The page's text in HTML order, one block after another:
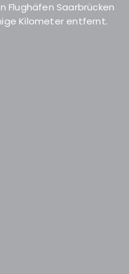
Flughäfen Saarbrücken
Kilometer entfernt.